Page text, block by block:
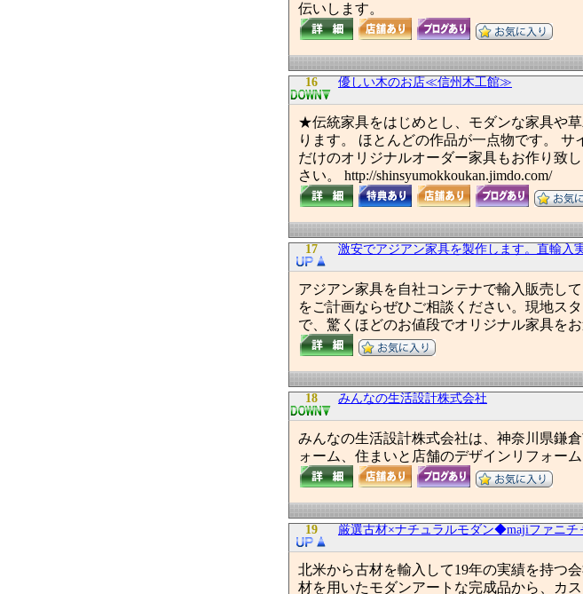
伝いします。
16 優しい木のお店≪信州木工館≫
★伝統家具をはじめとし、モダンな家具や
ります。 ほとんどの作品が一点物です。
だけのオリジナルオーダー家具もお作り致
さい。 http://shinsyumokkoukan.jimdo.com/
17 激安でアジアン家具を製作します。直輸入
アジアン家具を自社コンテナで輸入販売し
をご計画ならぜひご相談ください。現地ス
で、驚くほどのお値段でオリジナル家具をお
18 みんなの生活設計株式会社
みんなの生活設計株式会社は、神奈川県鎌
ォーム、住まいと店舗のデザインリフォー
19 厳選古材×ナチュラルモダン◆majiファニチ
北米から古材を輸入して19年の実績を持つ
材を用いたモダンアートな完成品から、カ